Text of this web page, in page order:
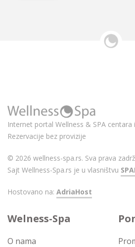
Internet portal Wellness & SPA centara
Rezervacije bez provizije
© 2026 wellness-spa.rs. Sva prava
Sajt Wellness-Spa.rs je u vlasništvu
Hostovano na: AdriaHost
Welness-Spa
O nama